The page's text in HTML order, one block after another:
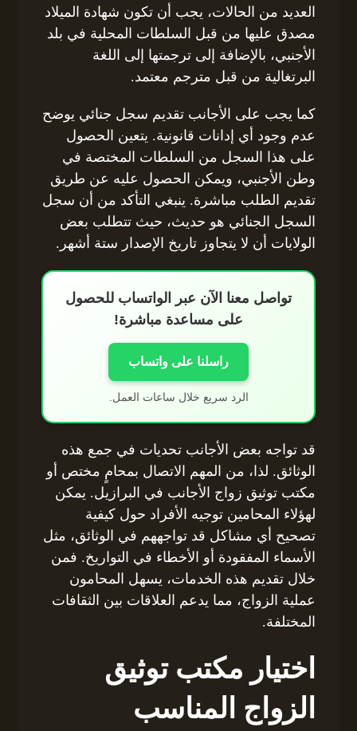
العديد من الحالات، يجب أن تكون شهادة الميلاد
مصدق عليها من قبل السلطات المحلية في بلد
الأجنبي، بالإضافة إلى ترجمتها إلى اللغة
البرتغالية من قبل مترجم معتمد.
كما يجب على الأجانب تقديم سجل جنائي يوضح
عدم وجود أي إدانات قانونية. يتعين الحصول
على هذا السجل من السلطات المختصة في
وطن الأجنبي، ويمكن الحصول عليه عن طريق
تقديم الطلب مباشرة. ينبغي التأكد من أن سجل
السجل الجنائي هو حديث، حيث تتطلب بعض
الولايات أن لا يتجاوز تاريخ الإصدار ستة أشهر.
تواصل معنا الآن عبر الواتساب للحصول
على مساعدة مباشرة!
راسلنا على واتساب
الرد سريع خلال ساعات العمل.
قد تواجه بعض الأجانب تحديات في جمع هذه
الوثائق. لذا، من المهم الاتصال بمحامٍ مختص أو
مكتب توثيق زواج الأجانب في البرازيل. يمكن
لهؤلاء المحامين توجيه الأفراد حول كيفية
تصحيح أي مشاكل قد تواجههم في الوثائق، مثل
الأسماء المفقودة أو الأخطاء في التواريخ. فمن
خلال تقديم هذه الخدمات، يسهل المحامون
عملية الزواج، مما يدعم العلاقات بين الثقافات
المختلفة.
اختيار مكتب توثيق
الزواج المناسب